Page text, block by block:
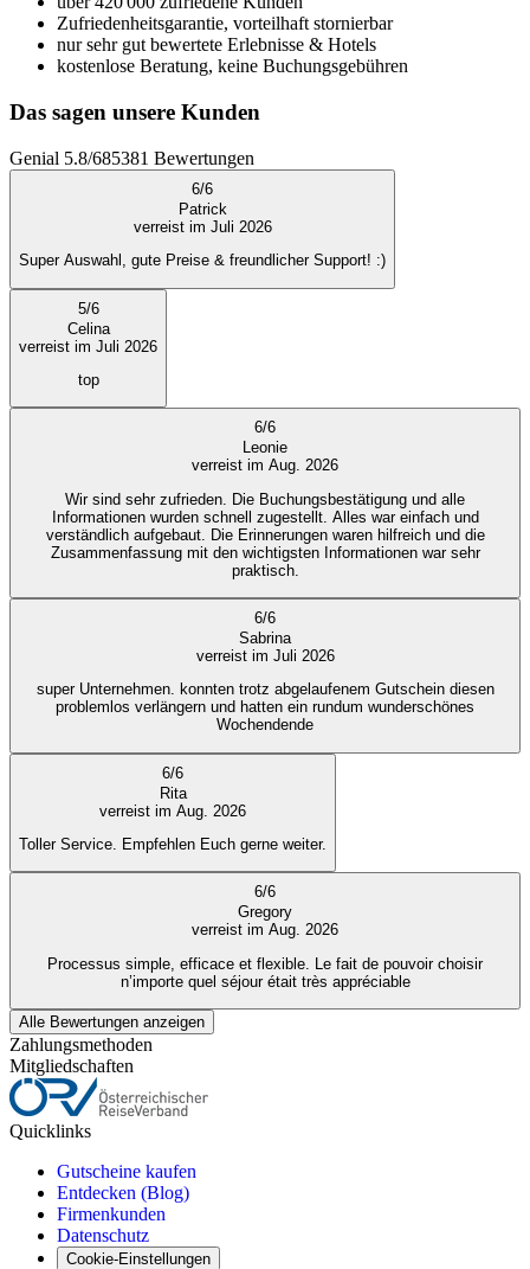
Zufriedenheitsgarantie, vorteilhaft stornierbar
nur sehr gut bewertete Erlebnisse & Hotels
kostenlose Beratung, keine Buchungsgebühren
Das sagen unsere Kunden
Genial 5.8/685381 Bewertungen
6/6
Patrick
verreist im Juli 2026
Super Auswahl, gute Preise & freundlicher Support! :)
5/6
Celina
verreist im Juli 2026
top
6/6
Leonie
verreist im Aug. 2026
Wir sind sehr zufrieden. Die Buchungsbestätigung und alle
Informationen wurden schnell zugestellt. Alles war einfach und
verständlich aufgebaut. Die Erinnerungen waren hilfreich und die
Zusammenfassung mit den wichtigsten Informationen war sehr
praktisch.
6/6
Sabrina
verreist im Juli 2026
super Unternehmen. konnten trotz abgelaufenem Gutschein diesen
problemlos verlängern und hatten ein rundum wunderschönes
Wochendende
6/6
Rita
verreist im Aug. 2026
Toller Service. Empfehlen Euch gerne weiter.
6/6
Gregory
verreist im Aug. 2026
Processus simple, efficace et flexible. Le fait de pouvoir choisir
n’importe quel séjour était très appréciable
Alle Bewertungen anzeigen
Zahlungsmethoden
Mitgliedschaften
Quicklinks
Gutscheine kaufen
Entdecken (Blog)
Firmenkunden
Datenschutz
Cookie-Einstellungen